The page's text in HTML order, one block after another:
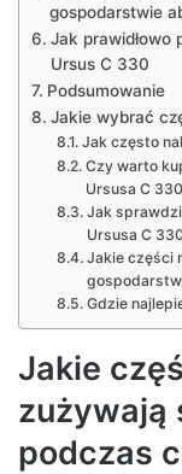
gospodarstwie
Jak prawidłowo
Ursus C 330
Podsumowanie
Jakie wybrać
Jak często
Czy warto
Ursusa C
Jak
Ursusa C
Jakie części
Gdzie
Jakie
zużywają
podczas